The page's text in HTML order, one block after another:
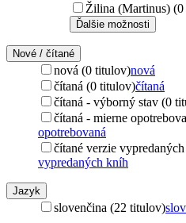
Žilina (Martinus)
Ďalšie možnosti
Nové / čítané
nová (0 titulov)nová
čítaná (0 titulov)čítaná
čítaná - výborný stav (0
čítaná - mierne
opotrebovaná
čítané verzie
vypredaných kníh
Jazyk
slovenčina (22 titulov)